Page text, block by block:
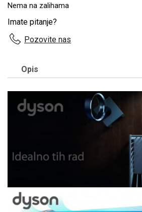
Nema na zalihama
Imate pitanje?
Pozovite nas
Opis